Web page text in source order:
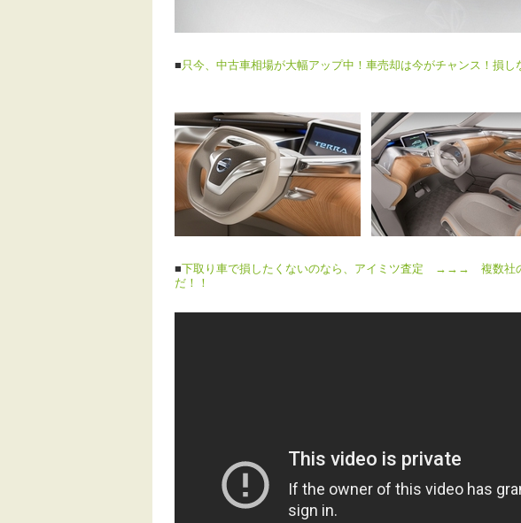
■ 只今、中古車相場が大幅アップ中！車売却は今がチャンス！損
■下取り車で損したくないのなら、アイミツ査定 →→→ 複数社
だ！！